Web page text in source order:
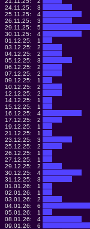
24.11.25:
3
25.11.25:
4
26.11.25:
3
29.11.25:
5
30.11.25:
4
01.12.25:
1
03.12.25:
2
04.12.25:
2
05.12.25:
3
06.12.25:
2
07.12.25:
2
09.12.25:
1
10.12.25:
2
12.12.25:
2
14.12.25:
1
15.12.25:
1
16.12.25:
4
17.12.25:
2
19.12.25:
1
21.12.25:
1
23.12.25:
3
25.12.25:
2
26.12.25:
1
27.12.25:
1
29.12.25:
2
30.12.25:
4
31.12.25:
3
01.01.26:
1
02.01.26:
1
03.01.26:
2
04.01.26:
6
05.01.26:
1
08.01.26:
4
09.01.26:
6